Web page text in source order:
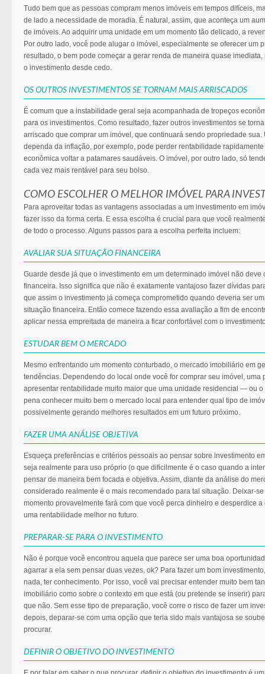
Tudo bem que as pessoas compram menos imóveis em tempos difíceis,
de lado a necessidade de moradia. É natural, assim, que aconteça um
de imóveis. Ao adquirir uma unidade em um momento tão delicado, a
Por outro lado, você pode alugar o imóvel, especialmente se oferecer um
resultado, o bem pode começar a gerar renda de maneira quase
o investimento desde cedo.
OS OUTROS INVESTIMENTOS SE TORNAM MAIS ARRISCADOS
É comum que a instabilidade geral seja acompanhada de tropeços
para os investimentos. Como resultado, fazer outros investimentos se
arriscado que comprar um imóvel, que continuará sendo propriedade sua.
dependa da inflação, por exemplo, pode perder rentabilidade
econômica voltar a patamares saudáveis. O imóvel, por outro lado, só
cada vez mais rentável para seu bolso.
COMO ESCOLHER O MELHOR IMÓVEL PARA
Para aproveitar todas as vantagens associadas a um investimento em
fazer isso da forma certa. E essa escolha é crucial para que você
de todo o processo. Alguns passos para a escolha perfeita incluem:
AVALIAR SUA SITUAÇÃO FINANCEIRA
Guarde desde já que o investimento em um determinado imóvel não deve
financeira. Isso significa que não é exatamente vantajoso fazer dívidas
que assim o investimento já começa comprometido quando deveria ser
situação financeira. Então comece fazendo essa avaliação a fim de
aplicar nessa empreitada de maneira a ficar confortável com o
ESTUDAR BEM O MERCADO
Mesmo enfrentando um momento conturbado, o mercado imobiliário em
tendências. Dependendo do local onde você for comprar seu imóvel, uma
apresentar rentabilidade muito maior que uma unidade residencial — ou o
pena conhecer muito bem o mercado local para entender qual tipo de
possivelmente gerando melhores resultados em um futuro próximo.
FAZER UMA ANÁLISE OBJETIVA
Esqueça preferências e critérios pessoais ao pensar sobre investimento
seja realmente para uso próprio (o que dificilmente é o caso quando a
pensar de maneira bem focada e objetiva. Assim, diante da análise do
considerado realmente é o mais recomendado para tal situação. Deixar-
momento provavelmente fará com que você perca dinheiro e desperdice
uma rentabilidade melhor no futuro.
PREPARAR-SE PARA O INVESTIMENTO
Não é porque você encontrou aquela que parece ser uma boa
agarrar a ela sem pensar duas vezes, ok? Para fazer um bom
nada, ter conhecimento. Por isso, você vai precisar entender muito bem
imobiliário como sobre o contexto em que está (ou pretende se inserir)
que não. Sem esse tipo de preparação, você corre o risco de fazer um
depois, deparar-se com uma opção que teria sido mais vantajosa se
procurar.
DEFINIR O OBJETIVO DO INVESTIMENTO